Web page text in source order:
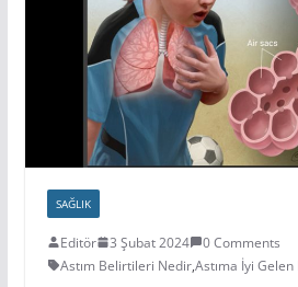
SAĞLIK
Editör 3 Şubat 2024
0 Comments
Astım Belirtileri Nedir,Astıma İyi